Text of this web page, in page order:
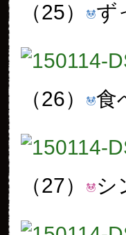
（25） ず
（26） 食
（27） シ